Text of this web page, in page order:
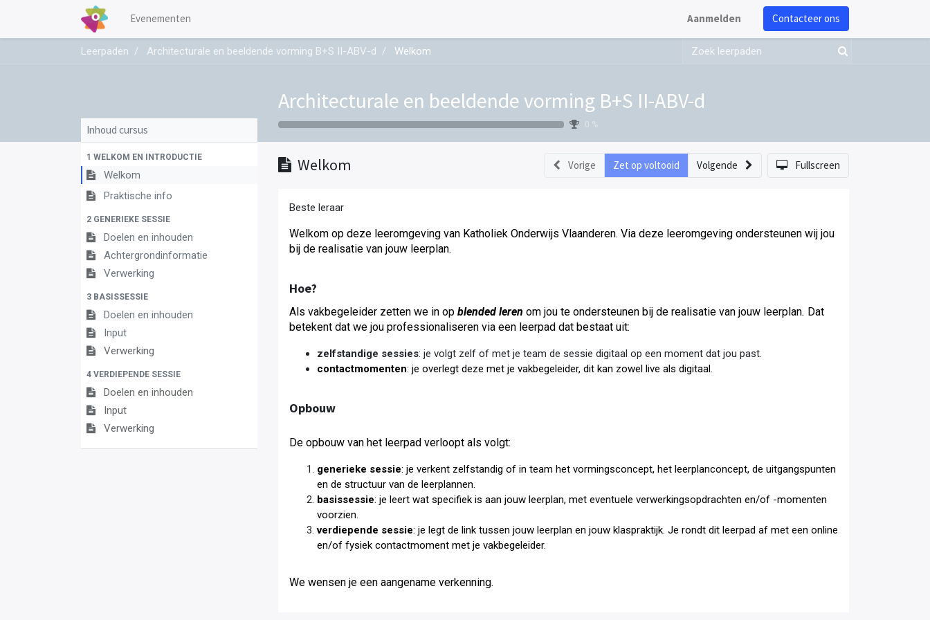
Evenementen Aanmelden Contacteer ons
Leerpaden Architecturale en beeldende vorming B+S II-ABV-d Welkom
Architecturale en beeldende vorming B+S II-ABV-d
0 %
Inhoud cursus
1 WELKOM EN INTRODUCTIE
Welkom
Praktische info
2 GENERIEKE SESSIE
Doelen en inhouden
Achtergrondinformatie
Verwerking
3 BASISSESSIE
Doelen en inhouden
Input
Verwerking
4 VERDIEPENDE SESSIE
Doelen en inhouden
Input
Verwerking
Welkom Vorige Zet op voltooid Volgende Fullscreen
Beste leraar
Welkom op deze leeromgeving van Katholiek Onderwijs Vlaanderen. Via deze leeromgeving ondersteunen wij jou
bij de realisatie van jouw leerplan.
Hoe?
Als vakbegeleider zetten we in op blended leren om jou te ondersteunen bij de realisatie van jouw leerplan. Dat
betekent dat we jou professionaliseren via een leerpad dat bestaat uit:
zelfstandige sessies: je volgt zelf of met je team de sessie digitaal op een moment dat jou past.
contactmomenten: je overlegt deze met je vakbegeleider, dit kan zowel live als digitaal.
Opbouw
De opbouw van het leerpad verloopt als volgt:
generieke sessie: je verkent zelfstandig of in team het vormingsconcept, het leerplanconcept, de uitgangspunten
en de structuur van de leerplannen.
basissessie: je leert wat specifiek is aan jouw leerplan, met eventuele verwerkingsopdrachten en/of -momenten
voorzien.
verdiepende sessie: je legt de link tussen jouw leerplan en jouw klaspraktijk. Je rondt dit leerpad af met een online
en/of fysiek contactmoment met je vakbegeleider.
We wensen je een aangename verkenning.